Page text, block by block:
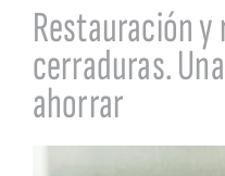
Restauración
cerraduras.
ahorrar